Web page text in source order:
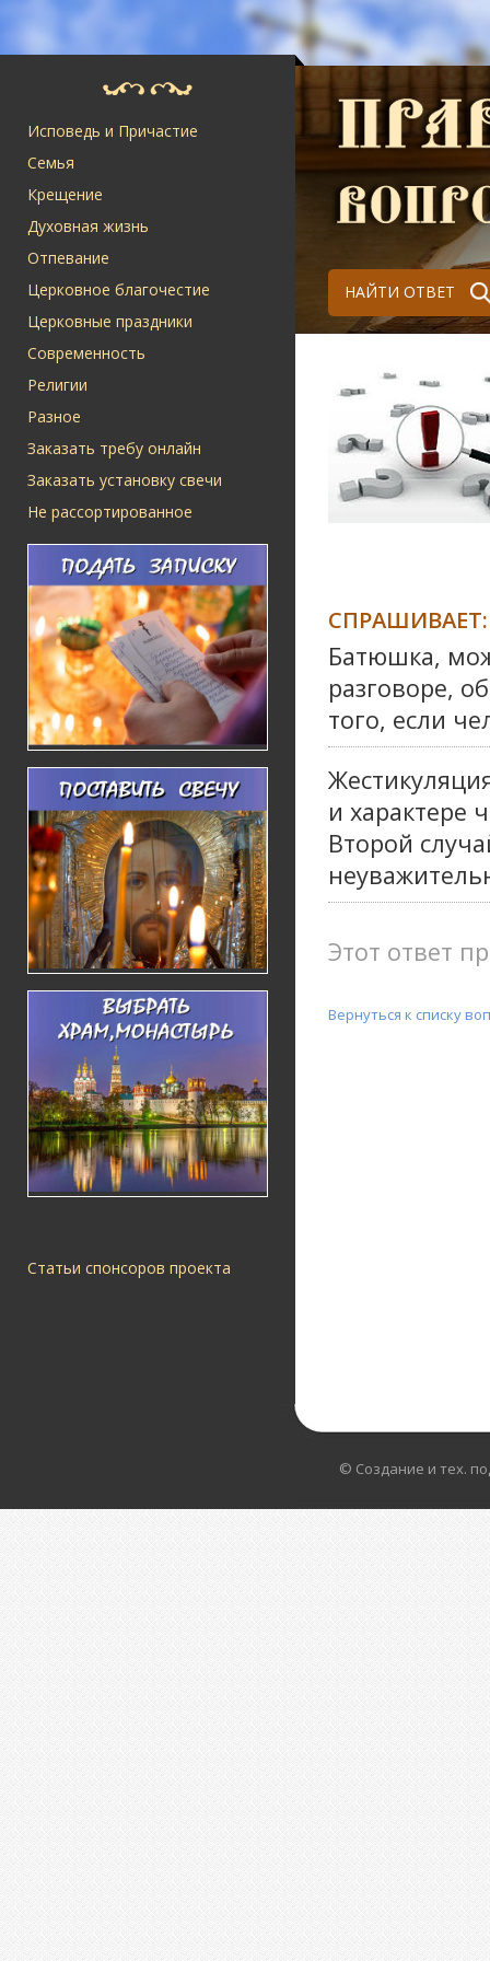
Исповедь и Причастие
Семья
Крещение
Духовная жизнь
Отпевание
Церковное благочестие
Церковные праздники
Современность
Религии
Разное
Заказать требу онлайн
Заказать установку свечи
Не рассортированное
Статьи спонсоров проекта
НАЙТИ ОТВЕТ
СПРАШИВАЕТ:
Батюшка,
разговоре,
того, если
и характере
Второй
Этот ответ
Вернуться к списку
© Создание и тех.